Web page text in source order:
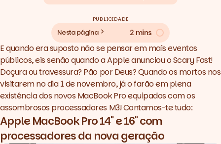
PUBLICIDADE
Nesta página 2 mins
E quando era suposto não se pensar em mais eventos
públicos, eis senão quando a Apple anunciou o Scary Fast!
Doçura ou travessura? Pão por Deus? Quando os mortos nos
visitarem no dia 1 de novembro, já o farão em plena
existência dos novos MacBook Pro equipados com os
assombrosos processadores M3! Contamos-te tudo:
Apple MacBook Pro 14'' e 16'' com
processadores da nova geração